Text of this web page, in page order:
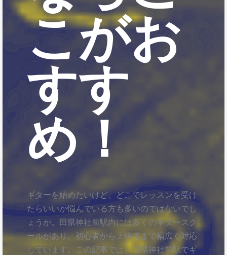
こがお
すす
め！
ギターを始めたいけど、どこでレッスンを受け
たらいいか悩んでいる方も多いのではないでし
ょうか。田県神社前駅内には多くのギタースク
ールがあり、初心者から上級者まで幅広く対応
しています。この記事では、田県神社前駅でギ